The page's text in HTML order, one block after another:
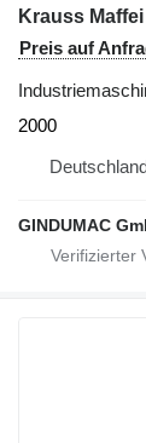
Krauss
Preis auf
2000
GINDUMAC